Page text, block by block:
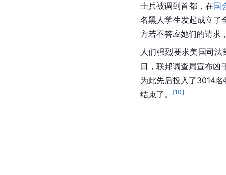
士兵被调到首都，在国
名黑人学生发起成立了
方若不答应她们的请求
人们强烈要求美国司
日，联邦调查局宣布凶
为此先后投入了3014
结束了。
[10]